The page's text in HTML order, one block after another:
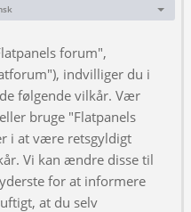
forum",
indvilliger du i
følgende vilkår. Vær
bruge "Flatpanels
i at være retsgyldigt
Vi kan ændre disse til
for at informere
at du selv